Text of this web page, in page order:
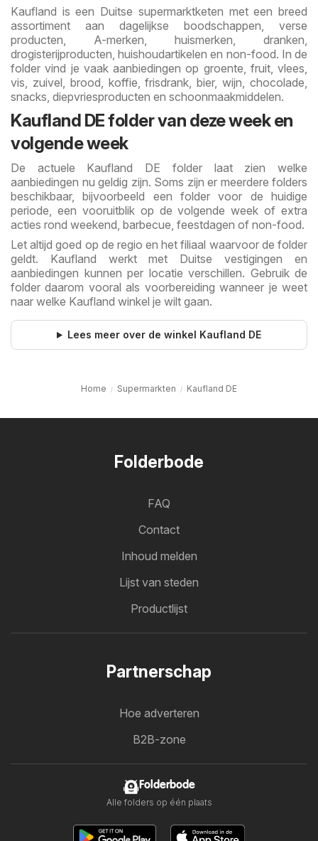
Kaufland is een Duitse supermarktketen met een breed
assortiment aan dagelijkse boodschappen, verse
producten, A-merken, huismerken, dranken,
drogisterijproducten, huishoudartikelen en non-food. In de
folder vind je vaak aanbiedingen op groente, fruit, vlees,
vis, zuivel, brood, koffie, frisdrank, bier, wijn, chocolade,
snacks, diepvriesproducten en schoonmaakmiddelen.
Kaufland DE folder van deze week en
volgende week
De actuele Kaufland DE folder laat zien welke
aanbiedingen nu geldig zijn. Soms zijn er meerdere folders
beschikbaar, bijvoorbeeld een folder voor de huidige
periode, een vooruitblik op de volgende week of extra
acties rond weekend, barbecue, feestdagen of non-food.
Let altijd goed op de regio en het filiaal waarvoor de folder
geldt. Kaufland werkt met Duitse vestigingen en
aanbiedingen kunnen per locatie verschillen. Gebruik de
folder daarom vooral als voorbereiding wanneer je weet
naar welke Kaufland winkel je wilt gaan.
Lees meer over de winkel Kaufland DE
Home Supermarkten Kaufland DE
Folderbode
FAQ
Contact
Inhoud melden
Lijst van steden
Productlijst
Partnerschap
Hoe adverteren
B2B-zone
Folderbode
Alle folders op één plaats